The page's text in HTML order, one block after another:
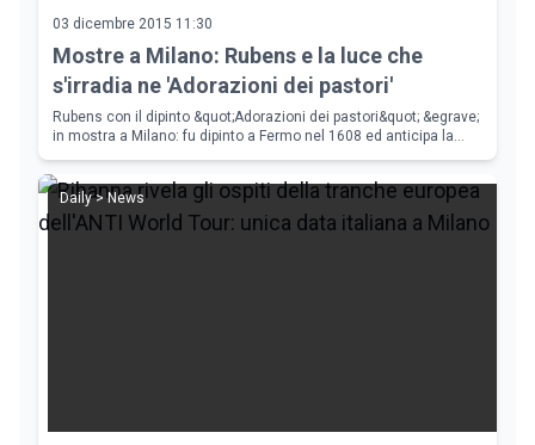
03 dicembre 2015 11:30
Mostre a Milano: Rubens e la luce che
s'irradia ne 'Adorazioni dei pastori'
Rubens con il dipinto &quot;Adorazioni dei pastori&quot; &egrave;
in mostra a Milano: fu dipinto a Fermo nel 1608 ed anticipa la
Daily > News